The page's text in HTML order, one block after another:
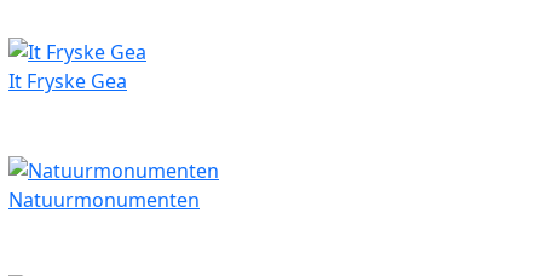
It Fryske Gea
Natuurmonumenten